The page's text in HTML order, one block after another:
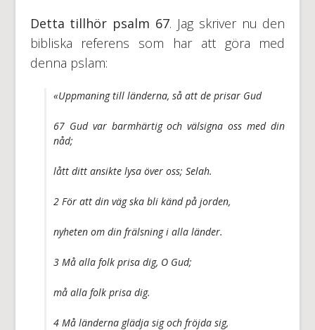
Detta tillhör psalm 67. Jag skriver nu den
bibliska referens som har att göra med
denna pslam:
«Uppmaning till länderna, så att de prisar Gud
67 Gud var barmhärtig och välsigna oss med din
nåd;
lått ditt ansikte lysa över oss; Selah.
2 För att din väg ska bli känd på jorden,
nyheten om din frälsning i alla länder.
3 Må alla folk prisa dig, O Gud;
må alla folk prisa dig.
4 Må länderna glädja sig och fröjda sig,